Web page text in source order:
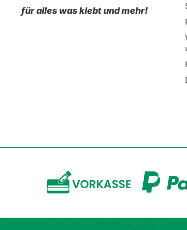
für alles was klebt und mehr!